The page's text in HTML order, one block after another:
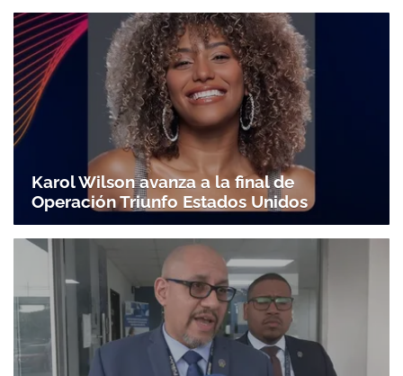
Karol Wilson avanza a la final de
Operación Triunfo Estados Unidos